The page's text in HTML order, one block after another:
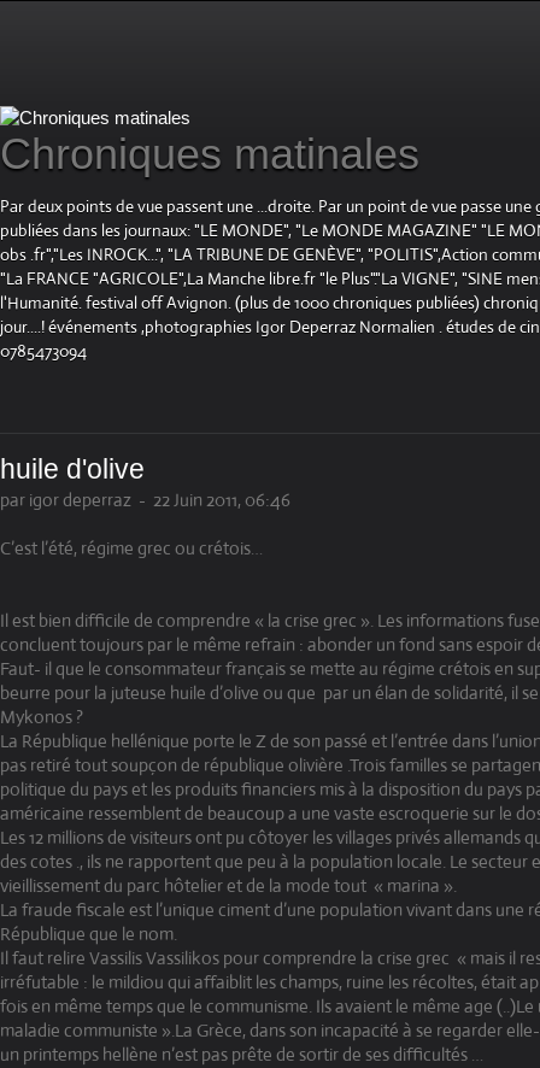
Chroniques matinales
Par deux points de vue passent une ...droite. Par un point de vue passe
publiées dans les journaux: "LE MONDE", "Le MONDE MAGAZINE" "LE
obs .fr","Les INROCK...", "LA TRIBUNE DE GENÈVE", "POLITIS",Action
"La FRANCE "AGRICOLE",La Manche libre.fr "le Plus"."La VIGNE", "SINE
l'Humanité. festival off Avignon. (plus de 1000 chroniques publiées)
jour....! événements ,photographies Igor Deperraz Normalien . études de
0785473094
huile d'olive
par igor deperraz - 22 Juin 2011, 06:46
C’est l’été, régime grec ou crétois…
Il est bien difficile de comprendre « la crise grec ». Les informations
concluent toujours par le même refrain : abonder un fond sans espoir
Faut- il que le consommateur français se mette au régime crétois en
beurre pour la juteuse huile d’olive ou que par un élan de solidarité, il
Mykonos ?
La République hellénique porte le Z de son passé et l’entrée dans
pas retiré tout soupçon de république olivière .Trois familles se
politique du pays et les produits financiers mis à la disposition du pays
américaine ressemblent de beaucoup a une vaste escroquerie sur le
Les 12 millions de visiteurs ont pu côtoyer les villages privés allemands
des cotes ., ils ne rapportent que peu à la population locale. Le secteur
vieillissement du parc hôtelier et de la mode tout « marina ».
La fraude fiscale est l’unique ciment d’une population vivant dans une
République que le nom.
Il faut relire Vassilis Vassilikos pour comprendre la crise grec « mais il
irréfutable : le mildiou qui affaiblit les champs, ruine les récoltes, était
fois en même temps que le communisme. Ils avaient le même age
maladie communiste ».La Grèce, dans son incapacité à se regarder
un printemps hellène n’est pas prête de sortir de ses difficultés …